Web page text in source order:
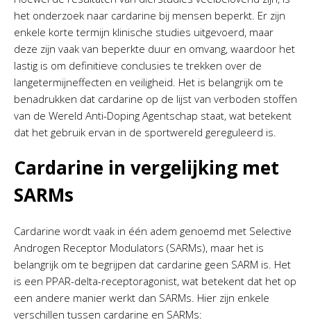
het onderzoek naar cardarine bij mensen beperkt. Er zijn
enkele korte termijn klinische studies uitgevoerd, maar
deze zijn vaak van beperkte duur en omvang, waardoor het
lastig is om definitieve conclusies te trekken over de
langetermijneffecten en veiligheid. Het is belangrijk om te
benadrukken dat cardarine op de lijst van verboden stoffen
van de Wereld Anti-Doping Agentschap staat, wat betekent
dat het gebruik ervan in de sportwereld gereguleerd is.
Cardarine in vergelijking met
SARMs
Cardarine wordt vaak in één adem genoemd met Selective
Androgen Receptor Modulators (SARMs), maar het is
belangrijk om te begrijpen dat cardarine geen SARM is. Het
is een PPAR-delta-receptoragonist, wat betekent dat het op
een andere manier werkt dan SARMs. Hier zijn enkele
verschillen tussen cardarine en SARMs: